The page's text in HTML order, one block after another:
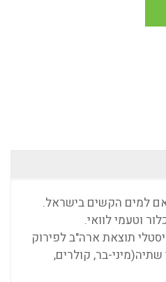
למים הקשים בישראל.
וטעמי לוואי.
תוצאת ארה"ב לפירוק
בר, קולרים,